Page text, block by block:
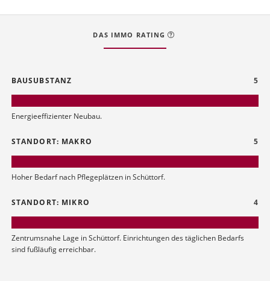
DAS IMMO RATING
BAUSUBSTANZ 5
Energieeffizienter Neubau.
STANDORT: MAKRO 5
Hoher Bedarf nach Pflegeplätzen in Schüttorf.
STANDORT: MIKRO 4
Zentrumsnahe Lage in Schüttorf. Einrichtungen des täglichen Bedarfs
sind fußläufig erreichbar.